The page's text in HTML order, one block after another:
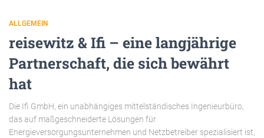
ALLGEMEIN
reisewitz & Ifi – eine langjährige
Partnerschaft, die sich bewährt
hat
Die Ifi GmbH, ein unabhängiges mittelständisches Ingenieurbüro,
das auf maßgeschneiderte Lösungen für
Energieversorgungsunternehmen und Netzbetreiber spezialisiert ist,